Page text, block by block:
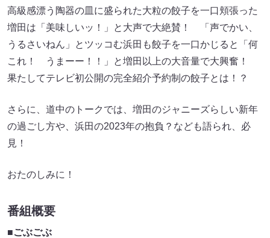
高級感漂う陶器の皿に盛られた大粒の餃子を一口頬張った
増田は「美味しいッ！」と大声で大絶賛！ 「声でかい、
うるさいねん」とツッコむ浜田も餃子を一口かじると「何
これ！ うまーー！！」と増田以上の大音量で大興奮！
果たしてテレビ初公開の完全紹介予約制の餃子とは！？
さらに、道中のトークでは、増田のジャニーズらしい新年
の過ごし方や、浜田の2023年の抱負？なども語られ、必
見！
おたのしみに！
番組概要
■ごぶごぶ